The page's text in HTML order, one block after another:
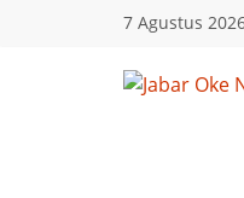
7 Agustus